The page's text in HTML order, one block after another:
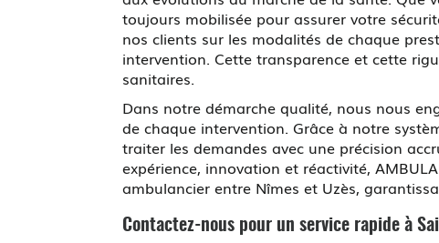
toujours mobilisée pour assurer votre
nos clients sur les modalités de chaque
intervention. Cette transparence et cette
sanitaires.
Dans notre démarche qualité, nous nous
de chaque intervention. Grâce à notre
traiter les demandes avec une précision
expérience, innovation et réactivité,
ambulancier entre Nîmes et Uzès,
Contactez-nous pour un service rapide à